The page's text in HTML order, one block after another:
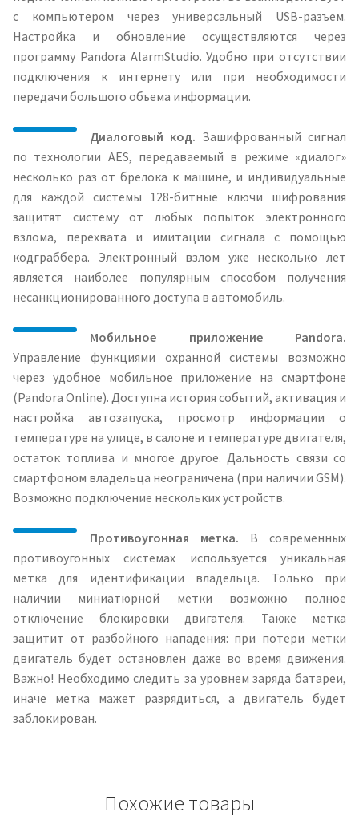
с компьютером через универсальный USB-разъем.
Настройка и обновление осуществляются через
программу Pandora AlarmStudio. Удобно при отсутствии
подключения к интернету или при необходимости
передачи большого объема информации.
Диалоговый код. Зашифрованный сигнал
по технологии AES, передаваемый в режиме «диалог»
несколько раз от брелока к машине, и индивидуальные
для каждой системы 128-битные ключи шифрования
защитят систему от любых попыток электронного
взлома, перехвата и имитации сигнала с помощью
кодграббера. Электронный взлом уже несколько лет
является наиболее популярным способом получения
несанкционированного доступа в автомобиль.
Мобильное приложение Pandora.
Управление функциями охранной системы возможно
через удобное мобильное приложение на смартфоне
(Pandora Online). Доступна история событий, активация и
настройка автозапуска, просмотр информации о
температуре на улице, в салоне и температуре двигателя,
остаток топлива и многое другое. Дальность связи со
смартфоном владельца неограничена (при наличии GSM).
Возможно подключение нескольких устройств.
Противоугонная метка. В современных
противоугонных системах используется уникальная
метка для идентификации владельца. Только при
наличии миниатюрной метки возможно полное
отключение блокировки двигателя. Также метка
защитит от разбойного нападения: при потери метки
двигатель будет остановлен даже во время движения.
Важно! Необходимо следить за уровнем заряда батареи,
иначе метка мажет разрядиться, а двигатель будет
заблокирован.
Похожие товары